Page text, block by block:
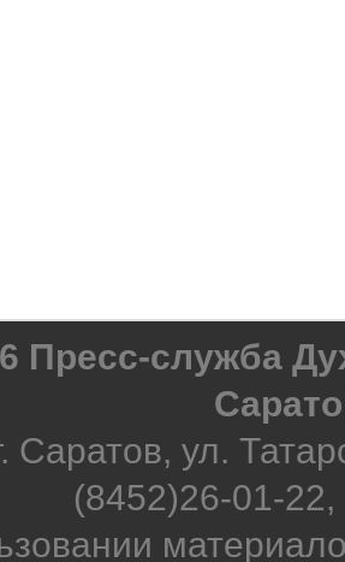
Пресс-служба
Саратов, ул.
(8452)26-01-